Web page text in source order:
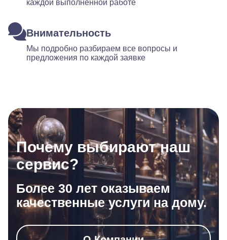
каждой выполненной работе
Внимательность
Мы подробно разбираем все вопросы и
предложения по каждой заявке
Почему выбирают наш
сервис?
Более 30 лет оказываем
качественные услуги на дому.